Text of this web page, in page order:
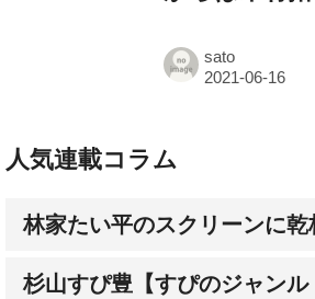
sato
人気連載コラム
林家たい平のスクリーンに乾
杉山すぴ豊【すぴのジャンル